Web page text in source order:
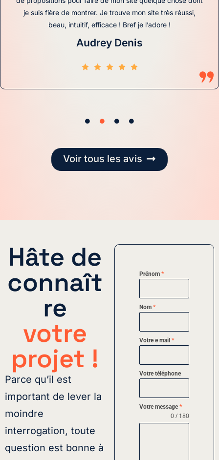
je suis fière de montrer. Je trouve mon site très réussi,
beau, intuitif, efficace ! Bref je l’adore !
Audrey Denis
Voir tous les avis
Hâte de
connaît
re
votre
projet !
Parce qu’il est
important de lever la
moindre
interrogation, toute
question est bonne à
Prénom *
Nom *
Votre e mail *
Votre téléphone
Votre message*
0 / 180